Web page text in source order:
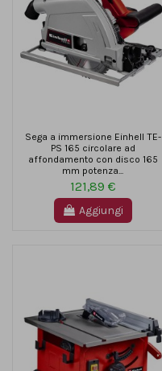
Sega a immersione Einhell TE-
PS 165 circolare ad
affondamento con disco 165
mm potenza...
121,89 €
Aggiungi